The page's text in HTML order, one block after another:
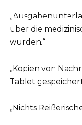
über die
wurden.“
„Kopien von
Tablet
„Nichts